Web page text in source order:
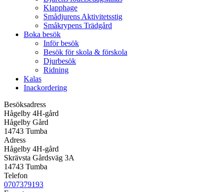
Klapphage
Smådjurens Aktivitetsstig
Småkrypens Trädgård
Boka besök
Inför besök
Besök för skola & förskola
Djurbesök
Ridning
Kalas
Inackordering
Besöksadress
Hågelby 4H-gård
Hågelby Gård
14743 Tumba
Adress
Hågelby 4H-gård
Skrävsta Gårdsväg 3A
14743 Tumba
Telefon
0707379193